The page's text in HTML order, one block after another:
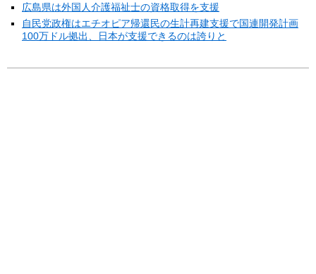
広島県は外国人介護福祉士の資格取得を支援
自民党政権はエチオピア帰還民の生計再建支援で国連開発計画
100万ドル拠出、日本が支援できるのは誇りと